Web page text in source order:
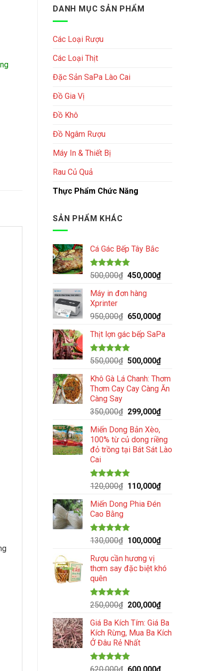
469,000₫.
DANH MỤC SẢN PHẨM
Các Loại Rượu
Các Loại Thịt
Đặc Sản SaPa Lào Cai
Đồ Gia Vị
Đồ Khô
Đồ Ngâm Rượu
Máy In & Thiết Bị
Rau Củ Quả
Thực Phẩm Chức Năng
SẢN PHẨM KHÁC
Cá Gác Bếp Tây Bắc
Được xếp
5.00
5 sao
500,000₫ Giá
là:
450,000₫Giá
450,000₫.
Máy in đơn hàng
Xprinter
950,000₫ Giá
là:
950,000₫.
650,000₫Giá
tại
650,000₫.
Thịt lợn gác bếp SaPa
Được xếp
4.96
5 sao
550,000₫ Giá
là:
550,000₫.
500,000₫Giá
tại
là:
Khô Gà Lá Chanh: Thơm
Thơm Cay Cay Càng Ăn
Càng Say
350,000₫ Giá
là:
350,000₫.
299,000₫Giá
tại
là:
299,000₫.
Miến Dong Bản Xèo,
100% từ củ dong riềng
đỏ trồng tại Bát Sát Lào
Cai
Được xếp
5.00
5 sao
120,000₫ Giá
là:
110,000₫Giá
tại
Miến Dong Phia Đén
Cao Bằng
Được xếp
5.00
5 sao
130,000₫ Giá
là:
130,000₫.
100,000₫Giá
là:
Rượu cần hương vị
thơm say đặc biệt khó
quên
Được xếp
5.00
5 sao
250,000₫ Giá
là:
250,000₫.
200,000₫Giá
tại
là:
Giá Ba Kích Tím: Giá Ba
Kích Rừng, Mua Ba Kích
Ở Đâu Rẻ Nhất
Được xếp Giá
Giá